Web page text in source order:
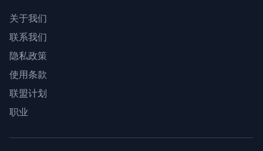
关于我们
联系我们
隐私政策
使用条款
联盟计划
职业